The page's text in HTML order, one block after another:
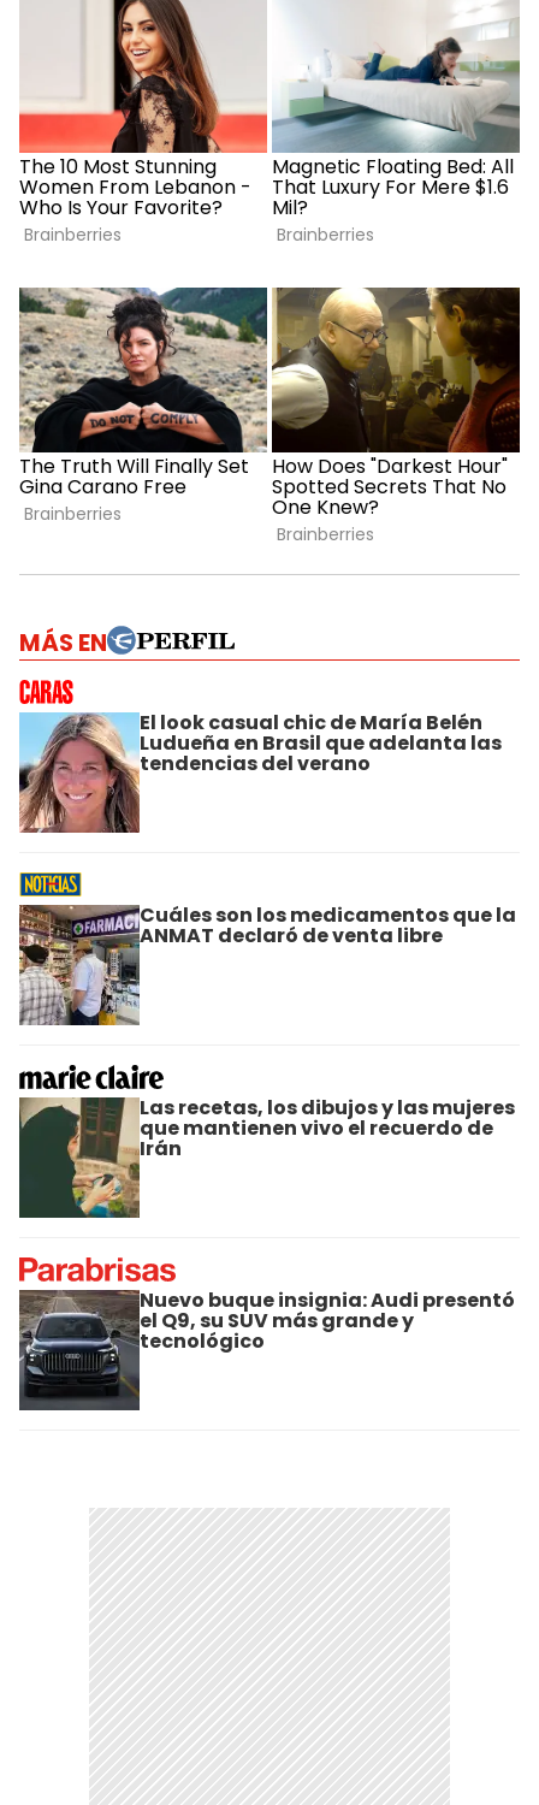
MÁS EN
El look casual chic de María Belén
Ludueña en Brasil que adelanta las
tendencias del verano
Cuáles son los medicamentos que la
ANMAT declaró de venta libre
Las recetas, los dibujos y las mujeres
que mantienen vivo el recuerdo de
Irán
Nuevo buque insignia: Audi presentó
el Q9, su SUV más grande y
tecnológico